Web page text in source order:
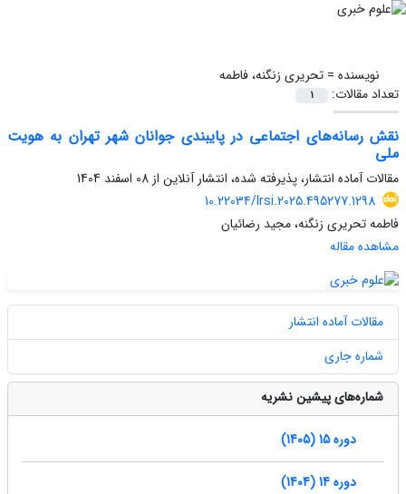
نویسنده =تحریری زنگنه، فاطمه
تعداد مقالات:
1
نقش رسانه‌های اجتماعی در پایبندی جوانان شهر تهران به هویت
ملی
مقالات آماده انتشار، پذیرفته شده، انتشار آنلاین از 08 اسفند 1404
10.22034/lrsi.2025.495277.1298
فاطمه تحریری زنگنه، مجید رضائیان
مشاهده مقاله
مقالات آماده انتشار
شماره جاری
شماره‌های پیشین نشریه
دوره 15 (1405)
دوره 14 (1404)